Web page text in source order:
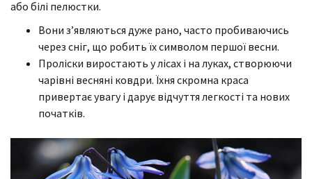
або білі пелюстки.
Вони з’являються дуже рано, часто пробиваючись
через сніг, що робить їх символом першої весни.
Проліски виростають у лісах і на луках, створюючи
чарівні весняні ковдри. Їхня скромна краса
привертає увагу і дарує відчуття легкості та нових
початків.